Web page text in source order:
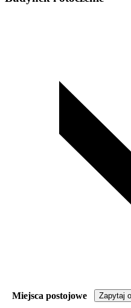
Miejsca postojowe Zapytaj